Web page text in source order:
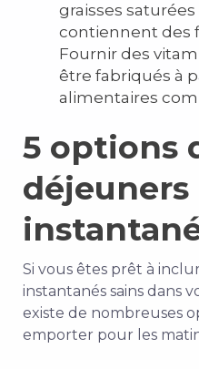
graisses
contiennent des
Fournir des
être fabriqués à
alimentaires
5 options
déjeuners
Si vous êtes prêt à
instantanés sains dans
existe de nombreuses
emporter pour les